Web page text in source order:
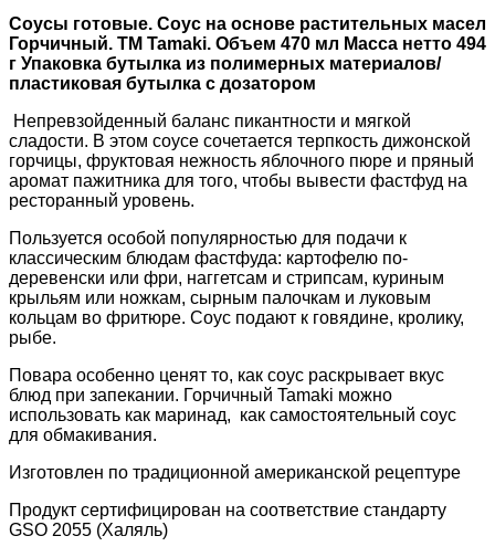
Соусы готовые. Соус на основе растительных масел
Горчичный. ТМ Tamaki. Объем 470 мл Масса нетто 494
г Упаковка бутылка из полимерных материалов/
пластиковая бутылка с дозатором
Непревзойденный баланс пикантности и мягкой
сладости. В этом соусе сочетается терпкость дижонской
горчицы, фруктовая нежность яблочного пюре и пряный
аромат пажитника для того, чтобы вывести фастфуд на
ресторанный уровень.
Пользуется особой популярностью для подачи к
классическим блюдам фастфуда: картофелю по-
деревенски или фри, наггетсам и стрипсам, куриным
крыльям или ножкам, сырным палочкам и луковым
кольцам во фритюре. Соус подают к говядине, кролику,
рыбе.
Повара особенно ценят то, как соус раскрывает вкус
блюд при запекании. Горчичный Tamaki можно
использовать как маринад, как самостоятельный соус
для обмакивания.
Изготовлен по традиционной американской рецептуре
Продукт сертифицирован на соответствие стандарту
GSO 2055 (Халяль)